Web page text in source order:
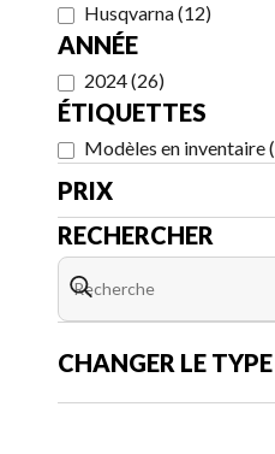
Husqvarna(12)
ANNÉE
2024(26)
ÉTIQUETTES
Modèles en inventaire(
PRIX
RECHERCHER
CHANGER LE TYPE